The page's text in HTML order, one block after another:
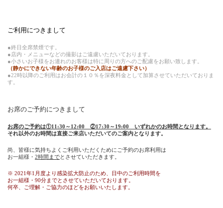
ご利用につきまして
●終日全席禁煙です。
●店内・メニューなどの撮影はご遠慮いただいております。
●小さいお子様をお連れのお客様は特に周りの方へのご配慮をお願い致します。
（静かにできない年齢のお子様のご入店はご遠慮下さい）
●22時以降のご利用はお会計の１０％を深夜料金として加算させていただいておりま
す。
お席のご予約につきまして
お席のご予約は①11:30～12:00 ②17:30～19:00 いずれかのお時間となります。
それ以外のお時間は直接ご来店いただいてのご案内となります。
尚、皆様に気持ちよくご利用いただくためにご予約のお席利用は
お一組様・ 2時間までとさせていただきます。
※ 2021年1月度より感染拡大防止のため、日中のご利用時間を
お一組様・90分までとさせていただいております。
何卒、ご理解・ご協力のほどをお願いいたします。